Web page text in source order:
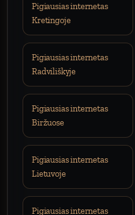
Pigiausias internetas
Kretingoje
Pigiausias internetas
Radviliškyje
Pigiausias internetas
Biržuose
Pigiausias internetas
Lietuvoje
Pigiausias internetas